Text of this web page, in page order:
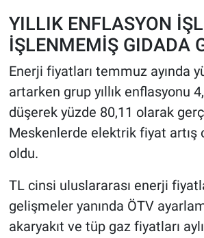
YILLIK ENFLASYON
İŞLENMEMİŞ GIDADA
Enerji fiyatları temmuz ayında
artarken grup yıllık enflasyonu
düşerek yüzde 80,11 olarak
Meskenlerde elektrik fiyat artış
oldu.
TL cinsi uluslararası enerji
gelişmeler yanında ÖTV
akaryakıt ve tüp gaz fiyatları